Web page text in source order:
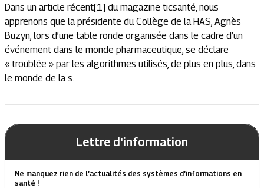
Dans un article récent[1] du magazine ticsanté, nous
apprenons que la présidente du Collège de la HAS, Agnès
Buzyn, lors d’une table ronde organisée dans le cadre d’un
événement dans le monde pharmaceutique, se déclare
« troublée » par les algorithmes utilisés, de plus en plus, dans
le monde de la s...
Lettre d'information
Ne manquez rien de l’actualités des systèmes d’informations en
santé !